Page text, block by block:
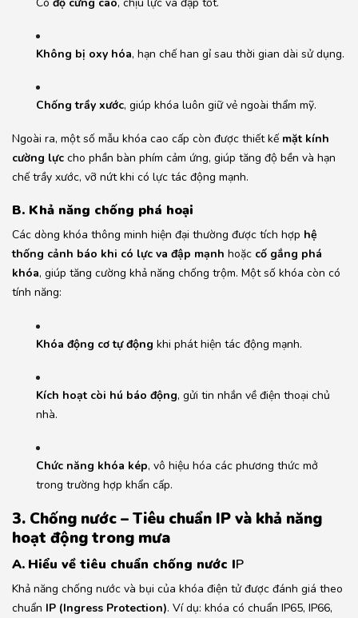
Không bị oxy hóa, hạn chế han gỉ sau thời gian dài sử dụng.
Chống trầy xước, giúp khóa luôn giữ vẻ ngoài thẩm mỹ.
Ngoài ra, một số mẫu khóa cao cấp còn được thiết kế mặt kính
cường lực cho phần bàn phím cảm ứng, giúp tăng độ bền và hạn
chế trầy xước, vỡ nứt khi có lực tác động mạnh.
B. Khả năng chống phá hoại
Các dòng khóa thông minh hiện đại thường được tích hợp hệ
thống cảnh báo khi có lực va đập mạnh hoặc cố gắng phá
khóa, giúp tăng cường khả năng chống trộm. Một số khóa còn có
tính năng:
Khóa động cơ tự động khi phát hiện tác động mạnh.
Kích hoạt còi hú báo động, gửi tin nhắn về điện thoại chủ
nhà.
Chức năng khóa kép, vô hiệu hóa các phương thức mở
trong trường hợp khẩn cấp.
3. Chống nước – Tiêu chuẩn IP và khả năng
hoạt động trong mưa
A. Hiểu về tiêu chuẩn chống nước IP
Khả năng chống nước và bụi của khóa điện tử được đánh giá theo
chuẩn IP (Ingress Protection). Ví dụ: khóa có chuẩn IP65, IP66,